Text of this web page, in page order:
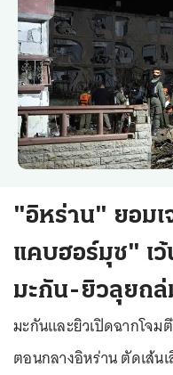
"อิหร่าน" ยอมเ
แคบฮอร์มุซ" เ
มะกัน-ยิวลุยถล่
มะกันและยิวเปิดฉากโจม
ตอนกลางอิหร่าน ตัดเส้